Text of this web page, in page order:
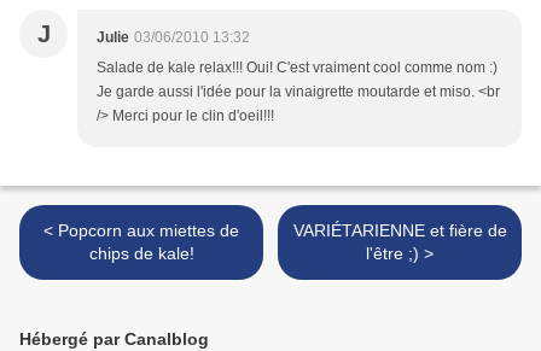
J Julie 03/06/2010 13:32
Salade de kale relax!!! Oui! C'est vraiment cool comme nom :)
Je garde aussi l'idée pour la vinaigrette moutarde et miso. <br
/> Merci pour le clin d'oeil!!!
< Popcorn aux miettes de
chips de kale!
VARIÉTARIENNE et fière de
l'être ;) >
Hébergé par Canalblog